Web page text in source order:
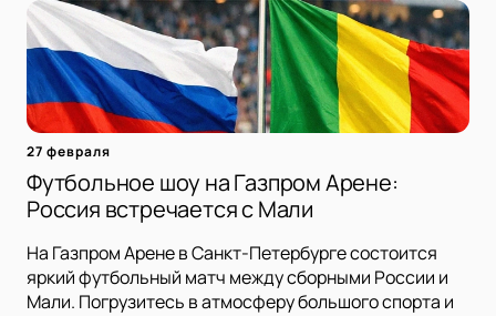
27 февраля
Футбольное шоу на Газпром Арене:
Россия встречается с Мали
На Газпром Арене в Санкт-Петербурге состоится
яркий футбольный матч между сборными России и
Мали. Погрузитесь в атмосферу большого спорта и